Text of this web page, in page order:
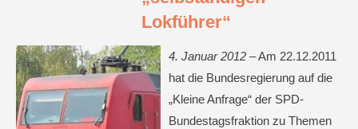
Lokführer“
4. Januar 2012 –Am 22.12.2011
hat die Bundesregierung auf die
„Kleine Anfrage“ der SPD-
Bundestagsfraktion zu Themen